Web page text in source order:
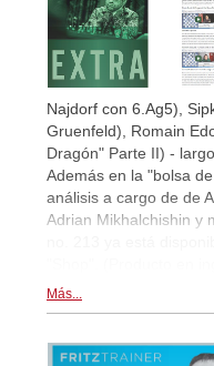
Najdorf con 6.Ag5),
Gruenfeld), Romain
Dragón" Parte II) -
Además en la "bolsa
análisis a cargo de de
Adrian Mikhalchishin y
Más...